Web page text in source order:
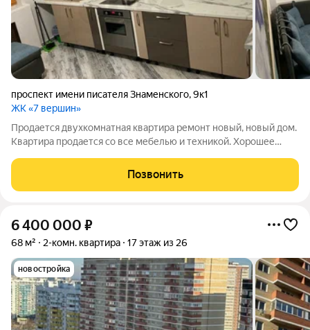
проспект имени писателя Знаменского,9к1
ЖК «7 вершин»
Продается двухкомнатная квартира ремонт новый, новый дом.
Квартира продается со все мебелью и техникой. Хорошее
Один собственник ни кто не прописан. Звоните
Арт.1013162378
Позвонить
6 400 000 ₽
68 м² 2-комн. квартира 17 этаж из 26
новостройка